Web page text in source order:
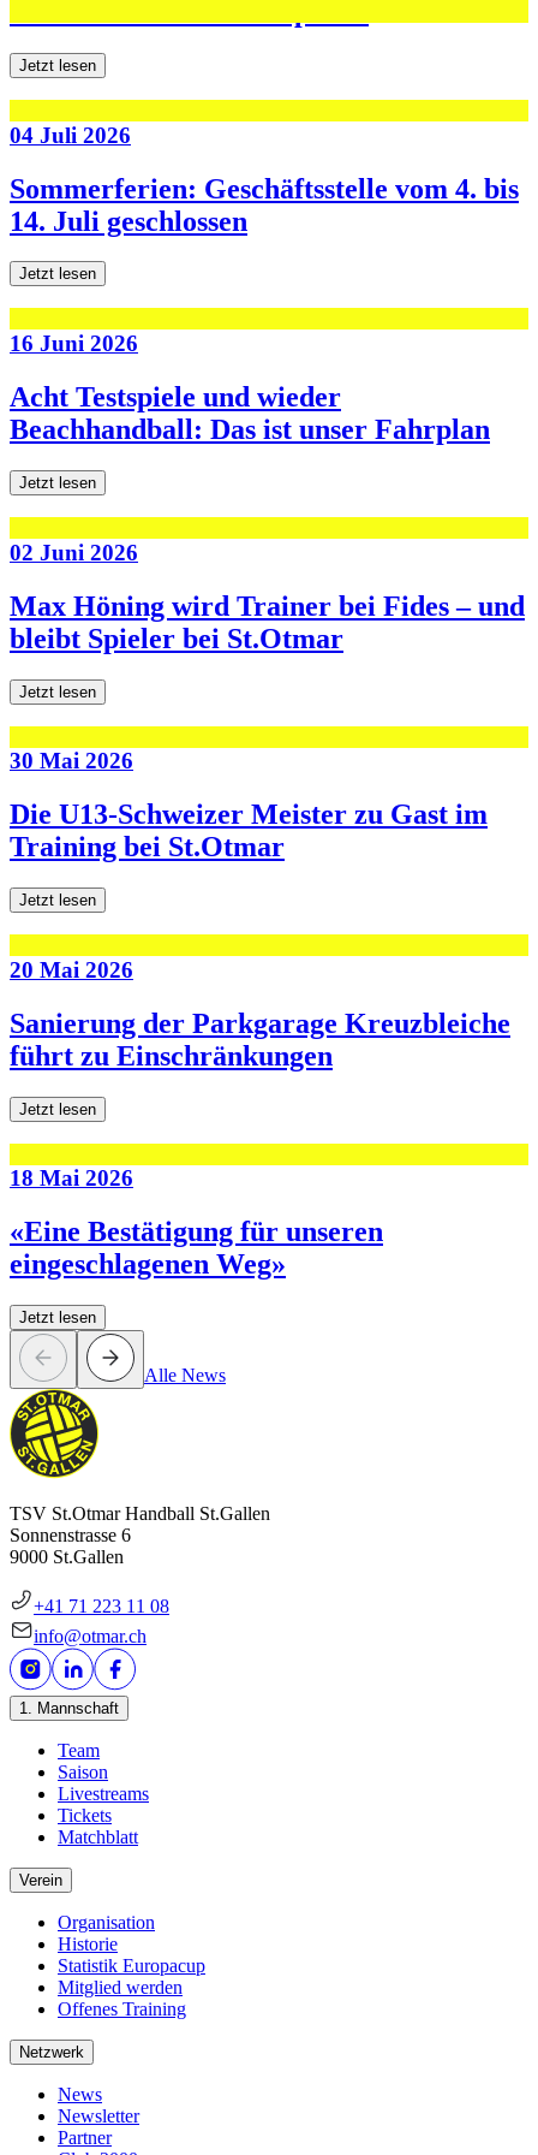
Jetzt lesen
04 Juli 2026
Sommerferien: Geschäftsstelle vom 4. bis
14. Juli geschlossen
Jetzt lesen
16 Juni 2026
Acht Testspiele und wieder
Beachhandball: Das ist unser Fahrplan
Jetzt lesen
02 Juni 2026
Max Höning wird Trainer bei Fides – und
bleibt Spieler bei St.Otmar
Jetzt lesen
30 Mai 2026
Die U13-Schweizer Meister zu Gast im
Training bei St.Otmar
Jetzt lesen
20 Mai 2026
Sanierung der Parkgarage Kreuzbleiche
führt zu Einschränkungen
Jetzt lesen
18 Mai 2026
«Eine Bestätigung für unseren
eingeschlagenen Weg»
Jetzt lesen
Alle News
TSV St.Otmar Handball St.Gallen
Sonnenstrasse 6
9000 St.Gallen
+41 71 223 11 08
info@otmar.ch
1. Mannschaft
Team
Saison
Livestreams
Tickets
Matchblatt
Verein
Organisation
Historie
Statistik Europacup
Mitglied werden
Offenes Training
Netzwerk
News
Newsletter
Partner